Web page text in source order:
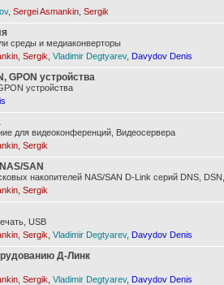
, Sergei Asmankin Sergik
среды и медиаконверторы
Sergik Vladimir Degtyarev, Davydov Denis
GPON устройства
устройства
для видеоконференций, Видеосервера
Sergik
SAN
накопителей NAS/SAN D-Link серий DNS, DSN,
Sergik
USB
Sergik Vladimir Degtyarev, Davydov Denis
Д-Линк
Sergik Vladimir Degtyarev, Davydov Denis